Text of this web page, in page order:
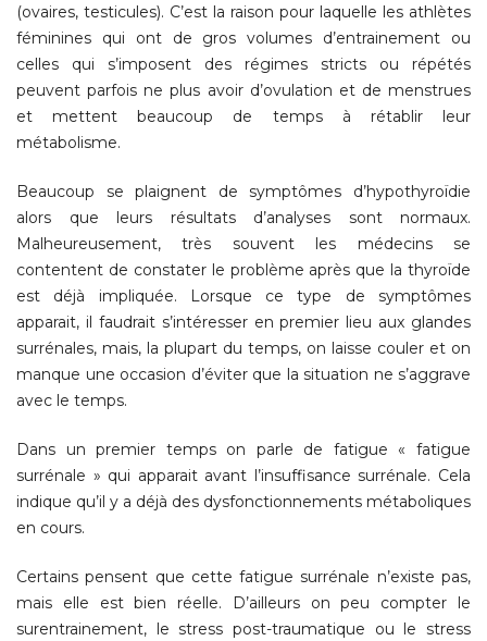
(ovaires, testicules). C’est la raison pour laquelle les athlètes
féminines qui ont de gros volumes d’entrainement ou
celles qui s’imposent des régimes stricts ou répétés
peuvent parfois ne plus avoir d’ovulation et de menstrues
et mettent beaucoup de temps à rétablir leur
métabolisme.
Beaucoup se plaignent de symptômes d’hypothyroïdie
alors que leurs résultats d’analyses sont normaux.
Malheureusement, très souvent les médecins se
contentent de constater le problème après que la thyroïde
est déjà impliquée. Lorsque ce type de symptômes
apparait, il faudrait s’intéresser en premier lieu aux glandes
surrénales, mais, la plupart du temps, on laisse couler et on
manque une occasion d’éviter que la situation ne s’aggrave
avec le temps.
Dans un premier temps on parle de fatigue « fatigue
surrénale » qui apparait avant l’insuffisance surrénale. Cela
indique qu’il y a déjà des dysfonctionnements métaboliques
en cours.
Certains pensent que cette fatigue surrénale n’existe pas,
mais elle est bien réelle. D’ailleurs on peu compter le
surentrainement, le stress post-traumatique ou le stress